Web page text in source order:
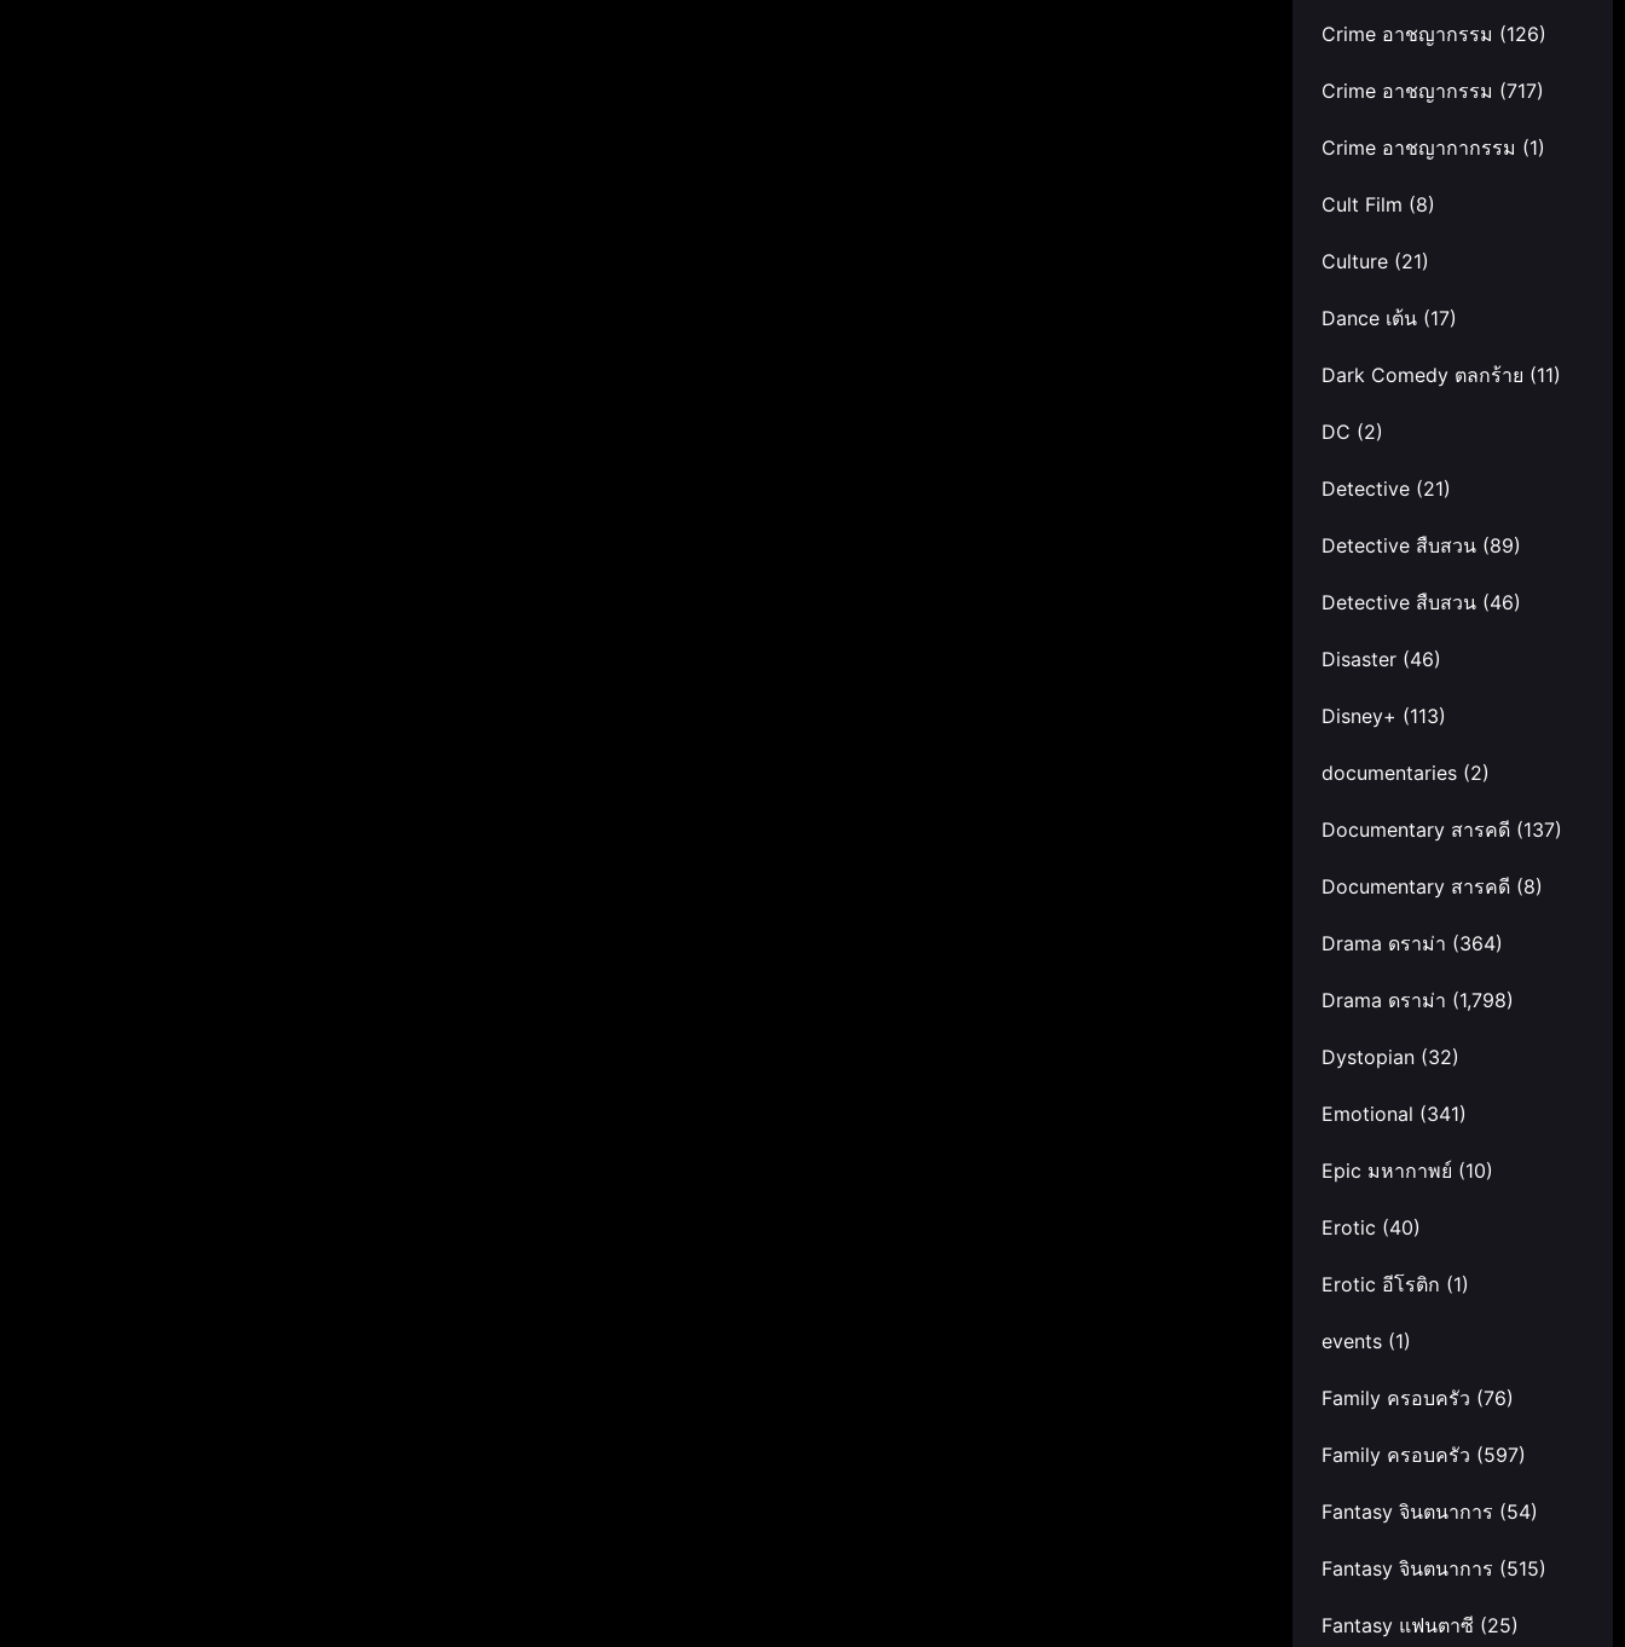
Crime อาชญากรรม (126)
Crime อาชญากรรม (717)
Crime อาชญากากรรม (1)
Cult Film (8)
Culture (21)
Dance เต้น (17)
Dark Comedy ตลกร้าย (11)
DC (2)
Detective (21)
Detective สืบสวน (89)
Detective สืบสวน (46)
Disaster (46)
Disney+ (113)
documentaries (2)
Documentary สารคดี (137)
Documentary สารคดี (8)
Drama ดราม่า (364)
Drama ดราม่า (1,798)
Dystopian (32)
Emotional (341)
Epic มหากาพย์ (10)
Erotic (40)
Erotic อีโรติก (1)
events (1)
Family ครอบครัว (76)
Family ครอบครัว (597)
Fantasy จินตนาการ (54)
Fantasy จินตนาการ (515)
Fantasy แฟนตาซี (25)